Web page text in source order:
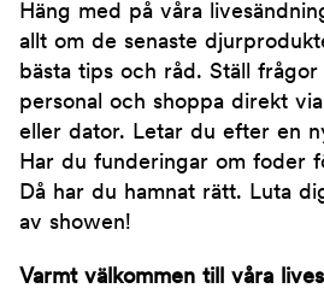
Häng med på våra
allt om de senaste
bästa tips och råd. Ställ
personal och shoppa direkt
eller dator. Letar du efter en
Har du funderingar om foder
Då har du hamnat rätt. Luta
av showen!
Varmt välkommen till våra